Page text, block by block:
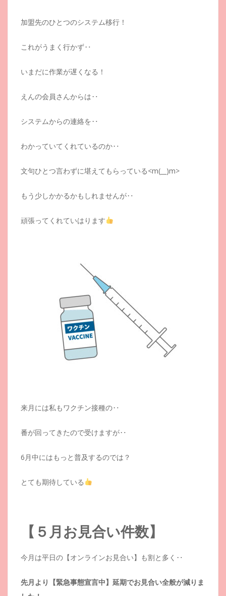
加盟先のひとつのシステム移行！
これがうまく行かず‥
いまだに作業が遅くなる！
えんの会員さんからは‥
システムからの連絡を‥
わかっていてくれているのか‥
文句ひとつ言わずに堪えてもらっている<m(__)m>
もう少しかかるかもしれませんが‥
頑張ってくれていはります
来月には私もワクチン接種の‥
番が回ってきたので受けますが‥
6月中にはもっと普及するのでは？
とても期待している
【５月お見合い件数】
今月は平日の【オンラインお見合い】も割と多く‥
先月より【緊急事態宣言中】延期でお見合い全般が減りま